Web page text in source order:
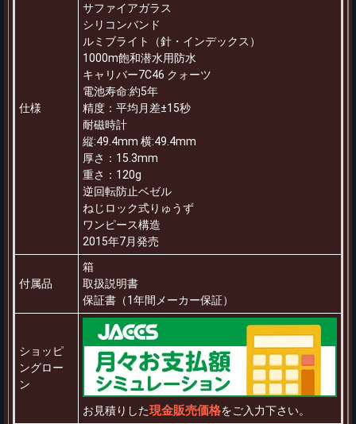
仕様
サファイアガラス
シリコンバンド
ルミブライト（針・インデックス）
1000m飽和潜水用防水
キャリバー7C46 クォーツ
電池寿命:約5年
精度：平均月差±15秒
耐磁時計
縦:49.4mm 横:49.4mm
厚さ：15.3mm
重さ：120g
逆回転防止ベゼル
ねじロック式りゅうず
ワンピース構造
2015年7月発売
付属品
箱
取扱説明書
保証書（1年間メーカー保証）
ショッピ
ングロー
ン
お見積りした現金販売価格をご入力下さい。